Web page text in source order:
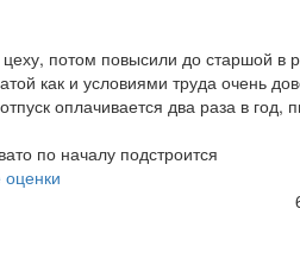
потом повысили до старшой в
как и условиями труда очень
оплачивается два раза в год,
по началу подстроится